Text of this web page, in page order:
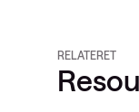
RELATERET